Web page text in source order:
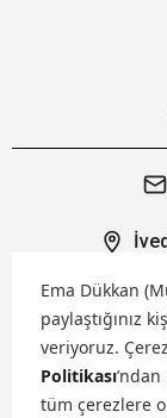
Ema Dükkan
paylaştığınız
veriyoruz.
Politikası
tüm çerezlere